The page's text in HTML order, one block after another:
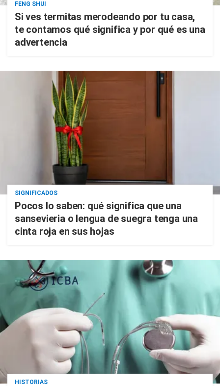
FENG SHUI
Si ves termitas merodeando por tu casa,
te contamos qué significa y por qué es una
advertencia
SIGNIFICADOS
Pocos lo saben: qué significa que una
sansevieria o lengua de suegra tenga una
cinta roja en sus hojas
HISTORIAS